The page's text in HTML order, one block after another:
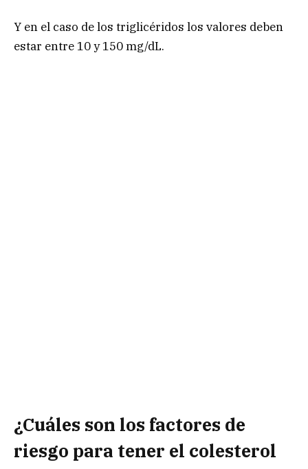
Y en el caso de los triglicéridos los valores deben
estar entre 10 y 150 mg/dL.
¿Cuáles son los factores de
riesgo para tener el colesterol